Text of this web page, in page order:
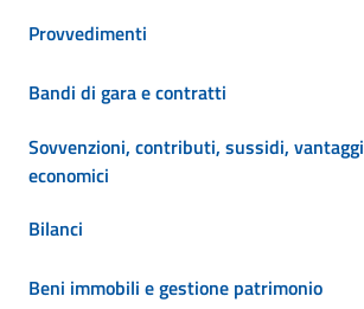
Provvedimenti
Bandi di gara e contratti
Sovvenzioni, contributi, sussidi, vantaggi
economici
Bilanci
Beni immobili e gestione patrimonio